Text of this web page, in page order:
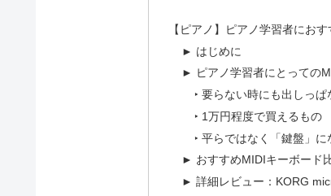
【ピアノ】ピアノ学習者にお
► はじめに
► ピアノ学習者にとっての
‣ 要らない時にも出しっ
‣ 1万円程度で買えるもの
‣ 平らではなく「鍵盤」
► おすすめMIDIキーボード
► 詳細レビュー：KORG